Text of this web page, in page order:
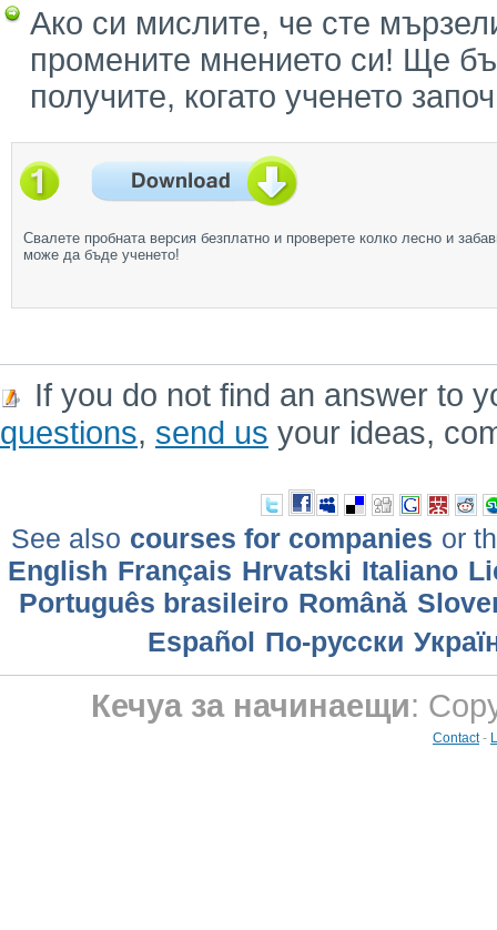
Ако си мислите, че сте
промените мнението си! Ще
получите, когато ученето
Свалете пробната версия безплатно и проверете колко лесно и
може да бъде ученето!
If you do not find an answer to
questions, send us your ideas,
See also courses for companies or
English Français Hrvatski Italiano
Português brasileiro Română
Еspañol По-русски
Кечуа за начинаещи:
Contact-